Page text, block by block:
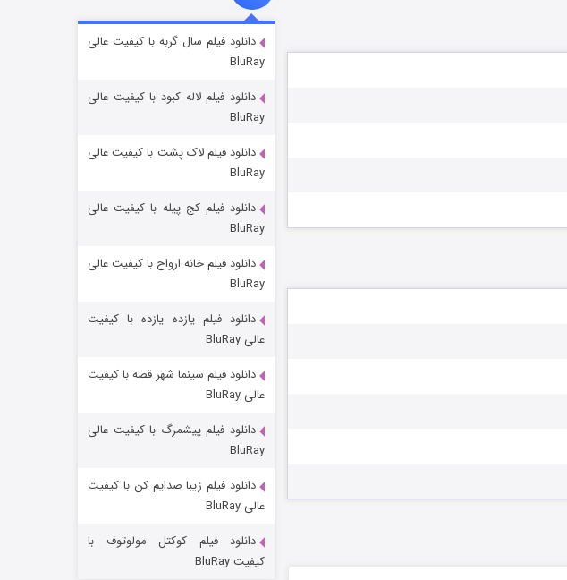
شوگر فصل ۲
قسمت
خاندان اژدها فصل ۳
جادوگری در مغولستان
دانلود فیلم سال گربه با کیفیت عالی
BluRay
دانلود فیلم لاله کبود با کیفیت عالی
BluRay
دانلود فیلم لاک پشت با کیفیت عالی
BluRay
دانلود فیلم کج‌ پیله با کیفیت عالی
BluRay
دانلود فیلم خانه ارواح با کیفیت عالی
BluRay
دانلود فیلم یازده یازده با کیفیت
عالی BluRay
دانلود فیلم سینما شهر قصه با کیفیت
عالی BluRay
دانلود فیلم پیشمرگ با کیفیت عالی
BluRay
دانلود فیلم زیبا صدایم کن با کیفیت
عالی BluRay
دانلود فیلم کوکتل مولوتوف با
کیفیت BluRay